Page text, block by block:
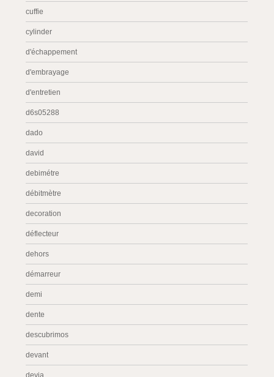
cuffie
cylinder
d'échappement
d'embrayage
d'entretien
d6s05288
dado
david
debimétre
débitmètre
decoration
déflecteur
dehors
démarreur
demi
dente
descubrimos
devant
devia